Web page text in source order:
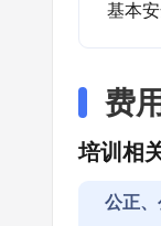
基本
费
培训相
公正